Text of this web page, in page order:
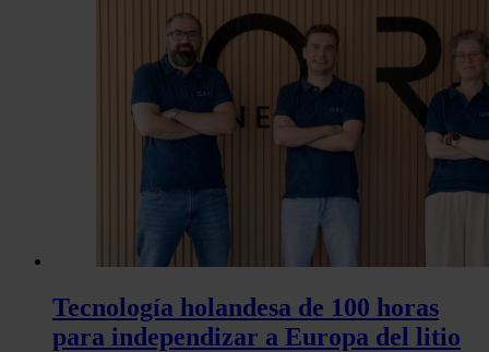
Tecnología holandesa de 100 horas
para independizar a Europa del litio